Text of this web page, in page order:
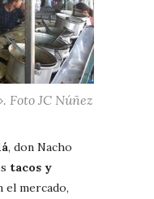
Foto JC Núñez
, don Nacho
tacos y
el mercado,